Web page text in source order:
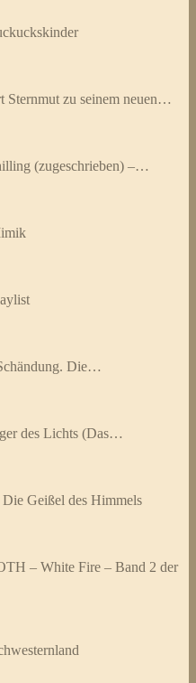
Sternmut zu seinem neuen…
(zugeschrieben) –…
Die…
des Lichts (Das…
Geißel des Himmels
– White Fire – Band 2 der